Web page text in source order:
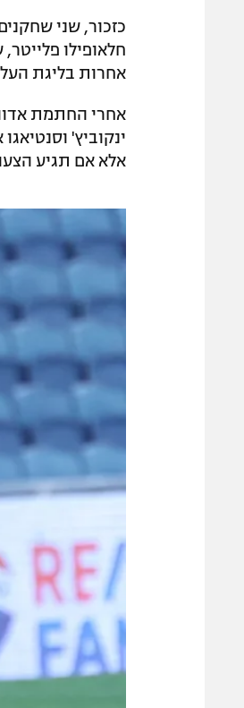
כזכור, שני
חלאופילו
אחרות בליגת
אחרי החתמת
ינקוביץ'
אלא אם תגיע